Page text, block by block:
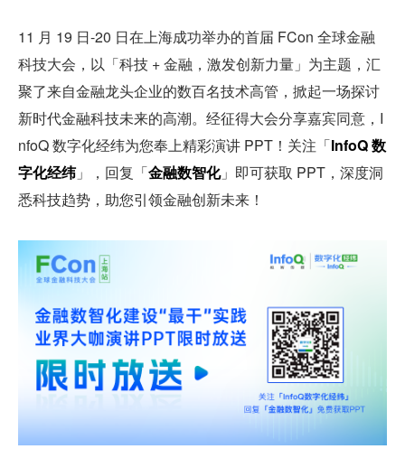
11 月 19 日-20 日在上海成功举办的首届 FCon 全球金融
科技大会，以「科技 + 金融，激发创新力量」为主题，汇
聚了来自金融龙头企业的数百名技术高管，掀起一场探讨
新时代金融科技未来的高潮。经征得大会分享嘉宾同意，I
nfoQ 数字化经纬为您奉上精彩演讲 PPT！关注「InfoQ 数
字化经纬」，回复「金融数智化」即可获取 PPT，深度洞
悉科技趋势，助您引领金融创新未来！